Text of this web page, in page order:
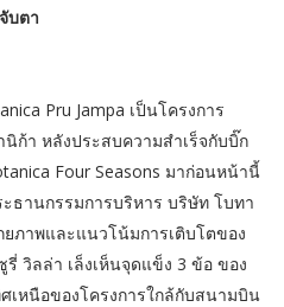
บตา
Pru Jampa เป็นโครงการ
ก้า หลังประสบความสำเร็จกับบิ๊ก
Four Seasons มาก่อนหน้านี้
ธานกรรมการบริหาร บริษัท โบทา
ยภาพและแนวโน้มการเติบโตของ
วิลล่า เล็งเห็นจุดแข็ง 3 ข้อ ของ
เหนือของโครงการใกล้กับสนามบิน